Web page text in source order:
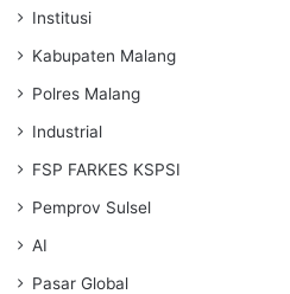
Institusi
Kabupaten Malang
Polres Malang
Industrial
FSP FARKES KSPSI
Pemprov Sulsel
AI
Pasar Global